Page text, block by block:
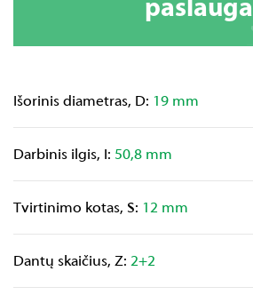
paslauga
Išorinis diametras, D: 19 mm
Darbinis ilgis, I: 50,8 mm
Tvirtinimo kotas, S: 12 mm
Dantų skaičius, Z: 2+2